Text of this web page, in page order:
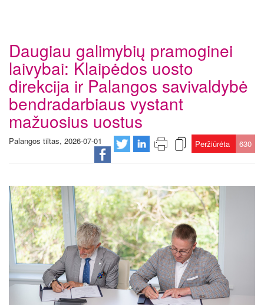
Daugiau galimybių pramoginei
laivybai: Klaipėdos uosto
direkcija ir Palangos savivaldybė
bendradarbiaus vystant
mažuosius uostus
Palangos tiltas, 2026-07-01 Peržiūrėta 630